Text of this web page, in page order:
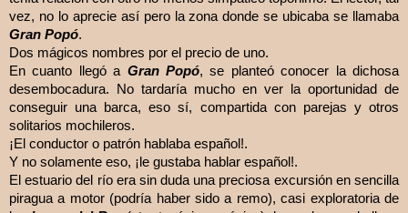
vez, no lo aprecie así pero la zona donde se ubicaba se llamaba
Gran Popó.
Dos mágicos nombres por el precio de uno.
En cuanto llegó a Gran Popó, se planteó conocer la dichosa
desembocadura. No tardaría mucho en ver la oportunidad de
conseguir una barca, eso sí, compartida con parejas y otros
solitarios mochileros.
¡El conductor o patrón hablaba español!.
Y no solamente eso, ¡le gustaba hablar español!.
El estuario del río era sin duda una preciosa excursión en sencilla
piragua a motor (podría haber sido a remo), casi exploratoria de